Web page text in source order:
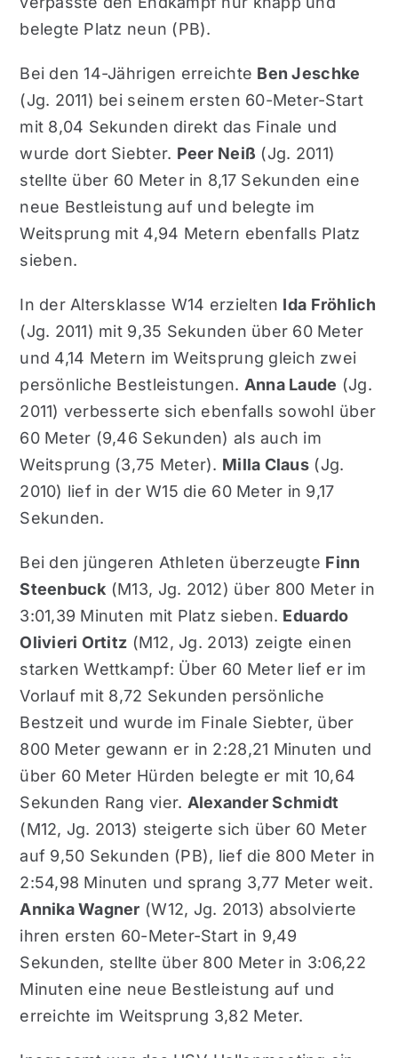
belegte Platz neun (PB).
Bei den 14-Jährigen erreichte Ben Jeschke
(Jg. 2011) bei seinem ersten 60-Meter-Start
mit 8,04 Sekunden direkt das Finale und
wurde dort Siebter. Peer Neiß (Jg. 2011)
stellte über 60 Meter in 8,17 Sekunden eine
neue Bestleistung auf und belegte im
Weitsprung mit 4,94 Metern ebenfalls Platz
sieben.
In der Altersklasse W14 erzielten Ida Fröhlich
(Jg. 2011) mit 9,35 Sekunden über 60 Meter
und 4,14 Metern im Weitsprung gleich zwei
persönliche Bestleistungen. Anna Laude (Jg.
2011) verbesserte sich ebenfalls sowohl über
60 Meter (9,46 Sekunden) als auch im
Weitsprung (3,75 Meter). Milla Claus(Jg.
2010) lief in der W15 die 60 Meter in 9,17
Sekunden.
Bei den jüngeren Athleten überzeugte Finn
Steenbuck (M13, Jg. 2012) über 800 Meter in
3:01,39 Minuten mit Platz sieben. Eduardo
Olivieri Ortitz (M12, Jg. 2013) zeigte einen
starken Wettkampf: Über 60 Meter lief er im
Vorlauf mit 8,72 Sekunden persönliche
Bestzeit und wurde im Finale Siebter, über
800 Meter gewann er in 2:28,21 Minuten und
über 60 Meter Hürden belegte er mit 10,64
Sekunden Rang vier. Alexander Schmidt
(M12, Jg. 2013) steigerte sich über 60 Meter
auf 9,50 Sekunden (PB), lief die 800 Meter in
2:54,98 Minuten und sprang 3,77 Meter weit.
Annika Wagner (W12, Jg. 2013) absolvierte
ihren ersten 60-Meter-Start in 9,49
Sekunden, stellte über 800 Meter in 3:06,22
Minuten eine neue Bestleistung auf und
erreichte im Weitsprung 3,82 Meter.